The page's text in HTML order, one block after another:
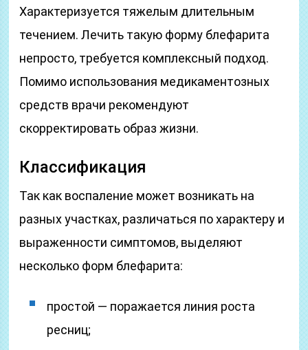
Характеризуется тяжелым длительным
течением. Лечить такую форму блефарита
непросто, требуется комплексный подход.
Помимо использования медикаментозных
средств врачи рекомендуют
скорректировать образ жизни.
Классификация
Так как воспаление может возникать на
разных участках, различаться по характеру и
выраженности симптомов, выделяют
несколько форм блефарита:
простой — поражается линия роста
ресниц;